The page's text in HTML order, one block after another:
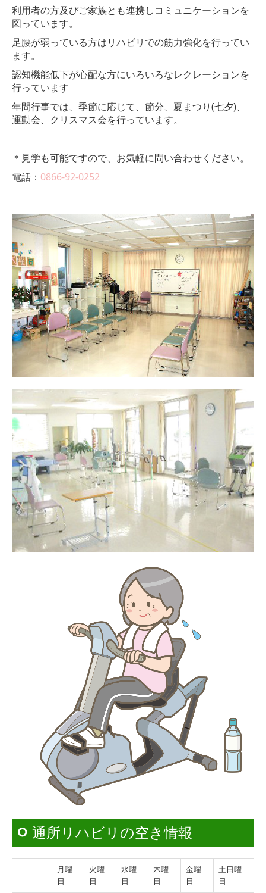
利用者の方及びご家族とも連携しコミュニケーションを
図っています。
足腰が弱っている方はリハビリでの筋力強化を行ってい
ます。
認知機能低下が心配な方にいろいろなレクレーションを
行っています
年間行事では、季節に応じて、節分、夏まつり(七夕)、
運動会、クリスマス会を行っています。
＊見学も可能ですので、お気軽に問い合わせください。
電話： 0866-92-0252
通所リハビリの空き情報
月曜
日
火曜
日
水曜
日
木曜
日
金曜
日
土日曜
日